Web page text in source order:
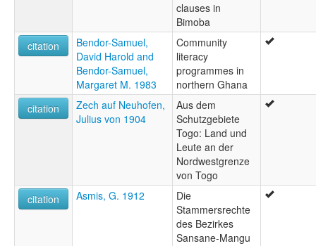
clauses in
Bimoba
citation
Bendor-Samuel,
David Harold and
Bendor-Samuel,
Margaret M. 1983
Community
literacy
programmes in
northern Ghana
citation
Zech auf Neuhofen,
Julius von 1904
Aus dem
Schutzgebiete
Togo: Land und
Leute an der
Nordwestgrenze
von Togo
citation
Asmis, G. 1912
Die
Stammersrechte
des Bezirkes
Sansane-Mangu